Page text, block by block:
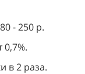
- 250 р.
0,7%.
в 2 раза.